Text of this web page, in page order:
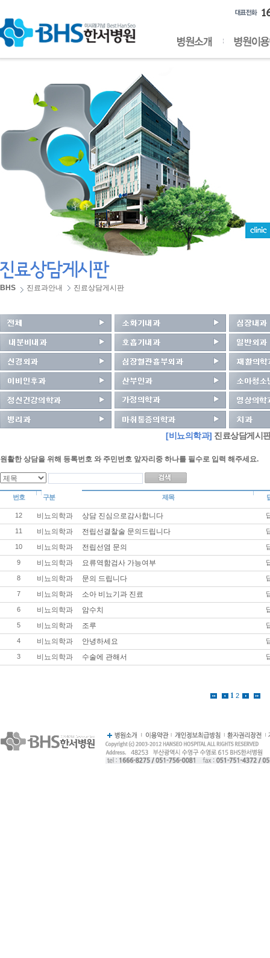
BHS 진료과안내 진료상담게시판
[비뇨의학과] 진료상담게시
원활한 상담을 위해 등록번호 와 주민번호 앞자리중 하나를 필수로 입력 해주세요.
번호 구분 제목
12 비뇨의학과 상담 진심으로감사합니다
11 비뇨의학과 전립선결찰술 문의드립니다
10 비뇨의학과 전립선염 문의
9 비뇨의학과 요류역함검사 가능여부
8 비뇨의학과 문의 드립니다
7 비뇨의학과 소아 비뇨기과 진료
6 비뇨의학과 암수치
5 비뇨의학과 조루
4 비뇨의학과 안녕하세요
3 비뇨의학과 수술에 관해서
1 2